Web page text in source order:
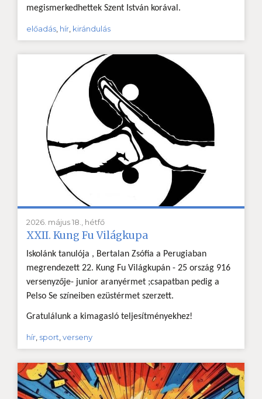
megismerkedhettek Szent István korával.
előadás hír kirándulás
2026. május 18., hétfő
XXII. Kung Fu Világkupa
Iskolánk tanulója , Bertalan Zsófia a Perugiaban
megrendezett 22. Kung Fu Világkupán - 25 ország 916
versenyzője- junior aranyérmet ;csapatban pedig a
Pelso Se színeiben ezüstérmet szerzett.
Gratulálunk a kimagasló teljesítményekhez!
hír sport verseny